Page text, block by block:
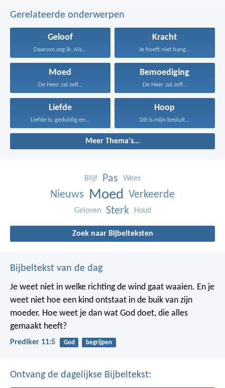
Gerelateerde onderwerpen
Geloof
Daarom zeg ik: Als...
Kracht
Je hoeft niet bang...
Moed
De Heer zal zelf...
Bemoediging
De Heer zal zelf...
Liefde
Liefde is: geduldig en...
Hoop
Dit is mijn besluit...
Meer Thema's...
Blijf Pas Wees
Nieuws Moed Verkeerde
Geloven Sterk Houd
Zoek naar Bijbelteksten
Bijbeltekst van de dag
Je weet niet in welke richting de wind gaat waaien. En je
weet niet hoe een kind ontstaat in de buik van zijn
moeder. Hoe weet je dan wat God doet, die alles
gemaakt heeft?
Prediker 11:5 God begrijpen
Ontvang de dagelijkse Bijbeltekst: